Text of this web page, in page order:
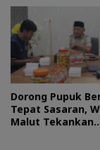
Dorong Pupuk
Tepat Sasaran,
Malut Tekankan